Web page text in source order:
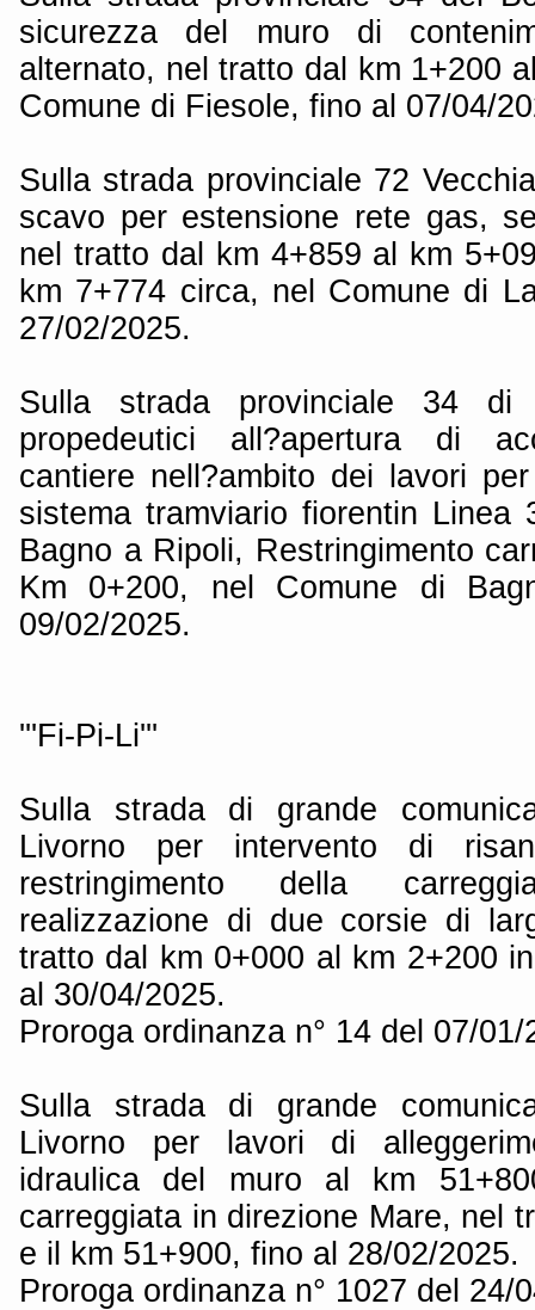
sicurezza del muro di
alternato, nel tratto dal km 1+200
Comune di Fiesole, fino al 07/04/
Sulla strada provinciale 72
scavo per estensione rete gas,
nel tratto dal km 4+859 al km
km 7+774 circa, nel Comune di
27/02/2025.
Sulla strada provinciale 34 di
propedeutici all?apertura di
cantiere nell?ambito dei lavori
sistema tramviario fiorentin Linea
Bagno a Ripoli, Restringimento
Km 0+200, nel Comune di
09/02/2025.
'''Fi-Pi-Li'''
Sulla strada di grande
Livorno per intervento di
restringimento della
realizzazione di due corsie di
tratto dal km 0+000 al km 2+200
al 30/04/2025.
Proroga ordinanza n° 14 del 07/01/
Sulla strada di grande
Livorno per lavori di
idraulica del muro al km
carreggiata in direzione Mare, nel
e il km 51+900, fino al 28/02/2025.
Proroga ordinanza n° 1027 del 24/